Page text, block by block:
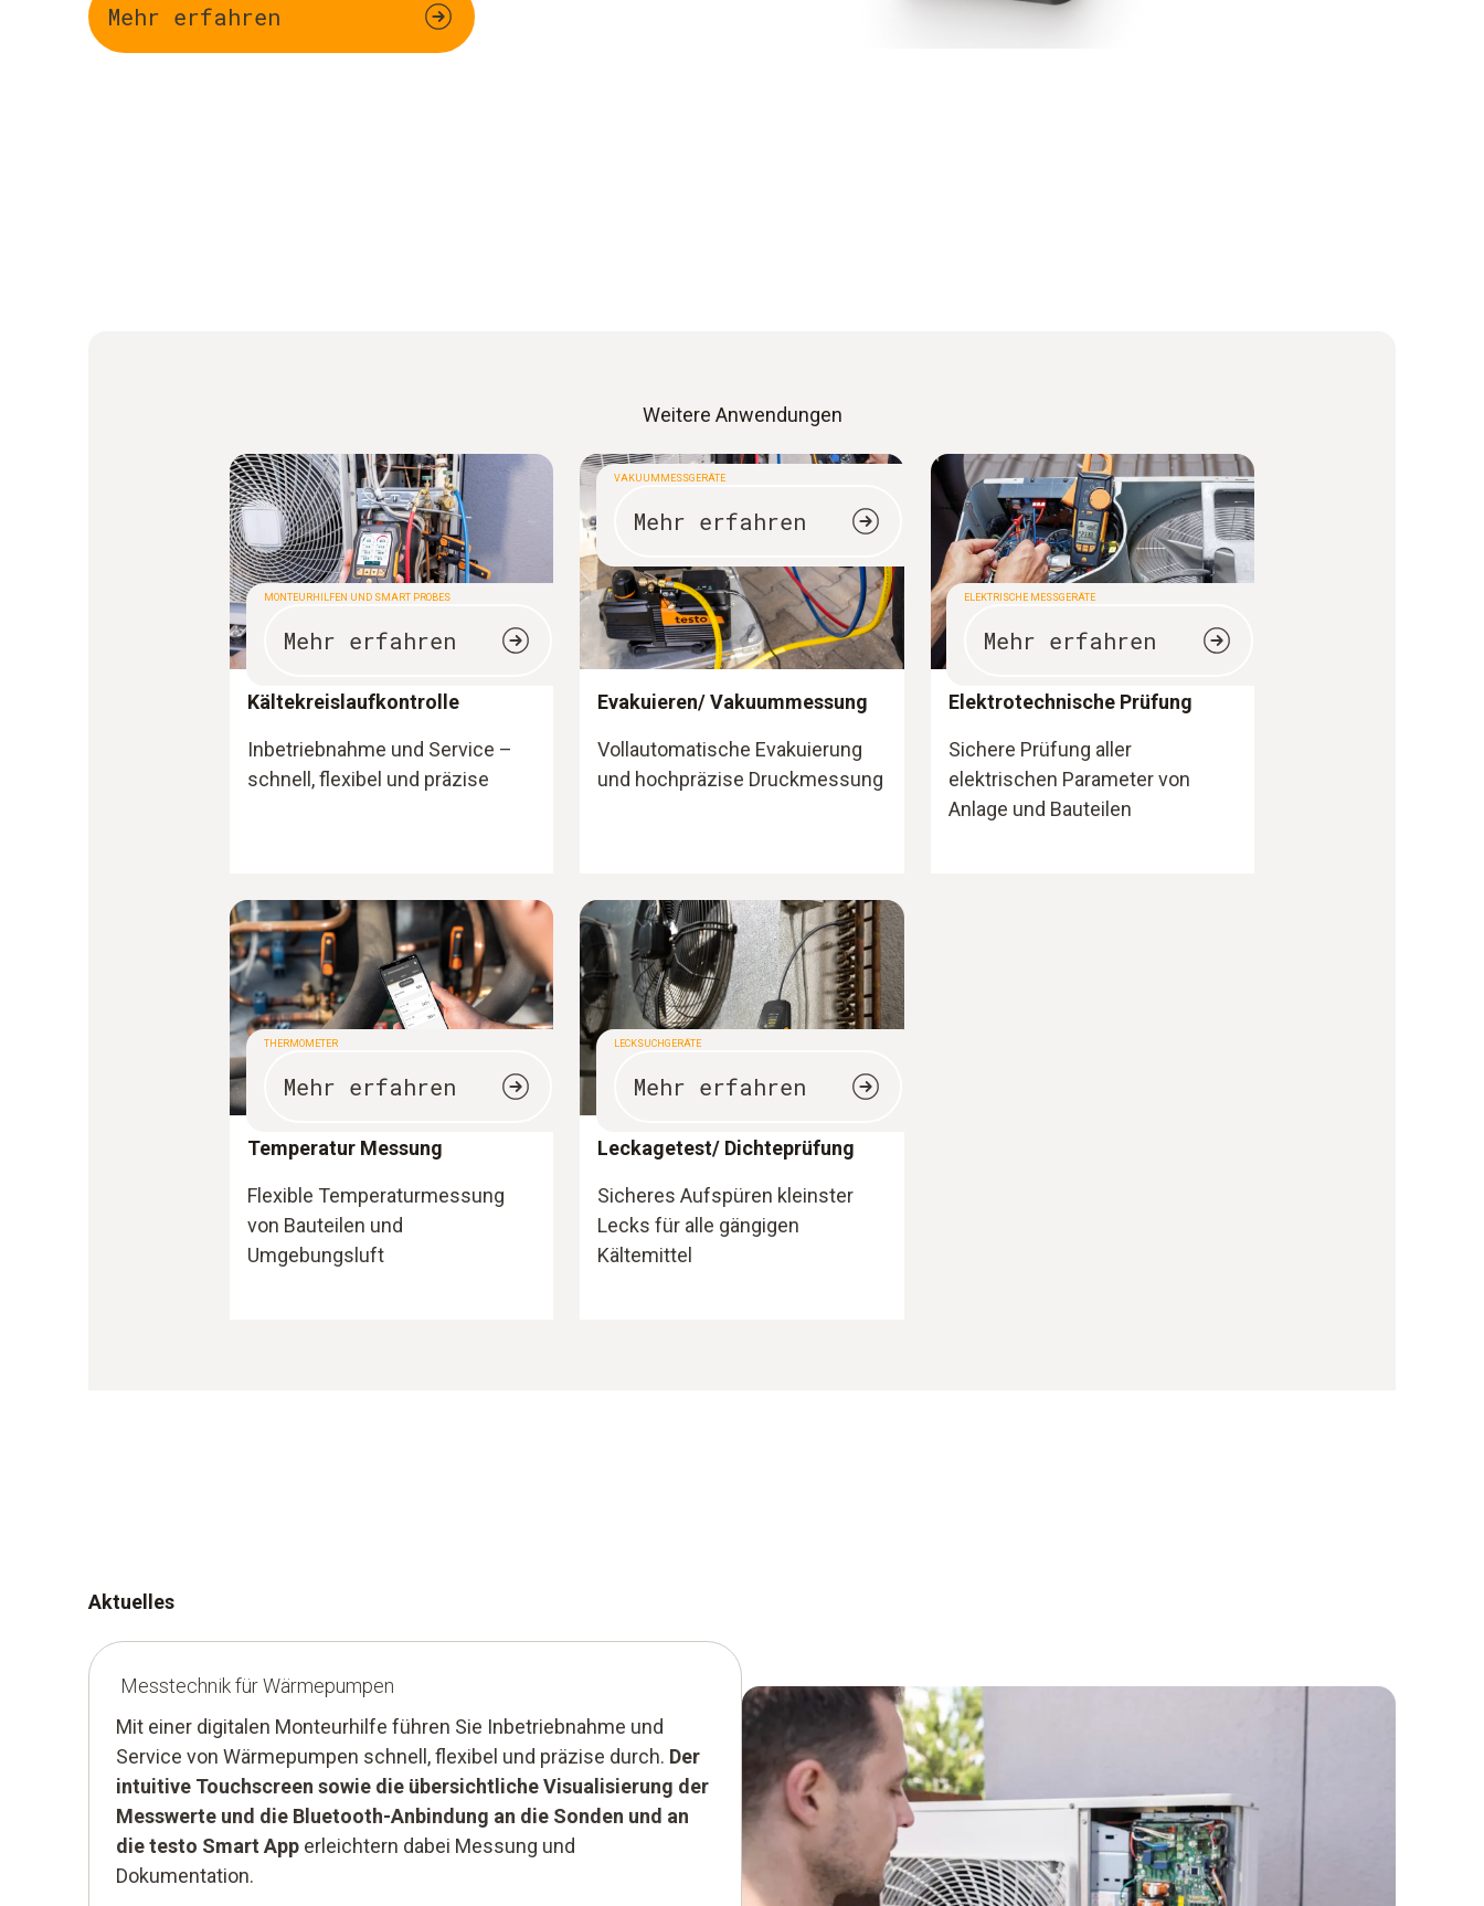
Mehr erfahren
Weitere Anwendungen
MONTEURHILFEN UND SMART PROBES
Mehr erfahren
Kältekreislaufkontrolle
Inbetriebnahme und Service –
schnell, flexibel und präzise
VAKUUMMESSGERÄTE
Mehr erfahren
Evakuieren/ Vakuummessung
Vollautomatische Evakuierung
und hochpräzise Druckmessung
ELEKTRISCHE MESSGERÄTE
Mehr erfahren
Elektrotechnische Prüfung
Sichere Prüfung aller
elektrischen Parameter von
Anlage und Bauteilen
THERMOMETER
Mehr erfahren
Temperatur Messung
Flexible Temperaturmessung
von Bauteilen und
Umgebungsluft
LECKSUCHGERÄTE
Mehr erfahren
Leckagetest/ Dichteprüfung
Sicheres Aufspüren kleinster
Lecks für alle gängigen
Kältemittel
Aktuelles
Messtechnik für Wärmepumpen
Mit einer digitalen Monteurhilfe führen Sie Inbetriebnahme und
Service von Wärmepumpen schnell, flexibel und präzise durch. Der
intuitive Touchscreen sowie die übersichtliche Visualisierung der
Messwerte und die Bluetooth-Anbindung an die Sonden und an
die testo Smart App erleichtern dabei Messung und
Dokumentation.